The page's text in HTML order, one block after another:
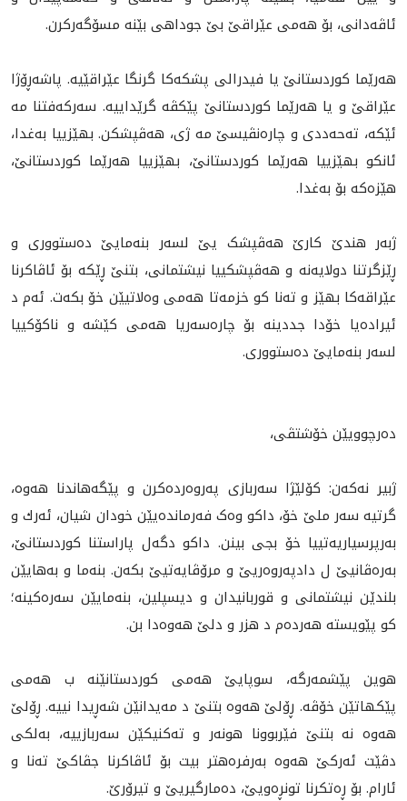
ئاڤەدانی، بۆ هەمی عێراقێ بێ جوداهى بێنه‌ مسۆگه‌ر‌كرن.
هەرێما کوردستانێ يا فيدرالى پشکەکا گرنگا عێراقێيه‌. پاشەڕۆژا
عێراقێ و يا هه‌رێما کوردستانێ پێکڤە گرێدایيە. سەرکەفتنا مە
ئێکە، ته‌حه‌د‌دى و چاره‌نڤيسێ مە ژى، هەڤپشکن. بهێزييا به‌غدا،
ئانكو بهێزييا هه‌رێما كوردستانێ، بهێزييا هه‌رێما كوردستانێ،
هێزه‌كه‌ بۆ به‌غدا.
ژبه‌ر هندێ کارێ هەڤپشک یێ لسەر بنەمایێ دەستووری و
ڕێزگرتنا دولایەنە و هه‌ڤپشكييا نيشتمانى، بتنێ ڕێكە بۆ ئاڤاکرنا
عێراقەکا بهێز و ته‌نا کو خزمەتا هەمی وەلاتیێن خۆ بکەت. ئەم د
ئیرادەیا خۆدا جددینە بۆ چارەسەریا هه‌مى كێشه‌ و ناكۆكييا
لسه‌ر بنه‌مايێ ده‌ستوورى.
دەرچوویێن خۆشتڤى،
ژبیر نەکەن: کۆلێژا سه‌ربازى پەروەردەکرن و پێگەهاندنا هەوە،
گرتیە سه‌ر ملێ خۆ، داکو وەک فەرماندەیێن خودان شیان، ئه‌رك و
به‌رپرسياريه‌تييا خۆ بجى بينن. داكو دگه‌ل پاراستنا کوردستانێ،
بەرەڤانیێ ل دادپەروەریێ و مرۆڤایەتیێ بکەن. بنەما و بەهایێن
بلندێن نيشتمانی و قوربانیدان و دیسپلین، بنەمایێن سەرەکینە؛
کو پێویستە هەردەم د هزر و دلێ هەوەدا بن.
هوين پێشمه‌رگه‌، سوپايێ هه‌مى كوردستانێنه‌ ب هه‌مى
پێكهاتێن خۆڤه‌. ڕۆلێ هەوە بتنێ د مەیدانێن شەڕیدا نیيە. ڕۆلێ
هه‌وه‌ نه‌ بتنێ فێربوونا هونه‌ر و ته‌كنيكێن سه‌ربازييه‌، بەلکى
دڤێت ئەرکێ هەوە بەرفرەهتر بيت بۆ ئاڤاکرنا جڤاکێ ته‌نا و
ئارام. بۆ ڕه‌تكرنا تونڕه‌ويێ، ده‌مارگيريێ و تيرۆرێ.